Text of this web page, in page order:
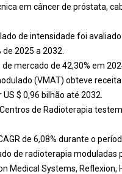
em câncer de próstata,
de intensidade foi avaliado
2025 a 2032.
mercado de 42,30% em
(VMAT) obteve receita
$ 0,96 bilhão até 2032.
de Radioterapia
de 6,08% durante o
de radioterapia moduladas
Medical Systems, Reflexion,